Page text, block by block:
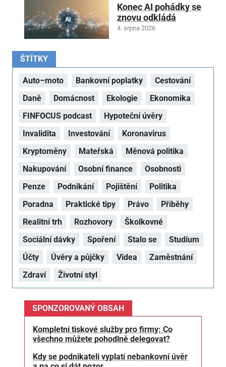
Konec AI pohádky se
znovu odkládá
4. srpna 2026
ŠTÍTKY
Auto–moto Bankovní poplatky
Cestování
Daně
Domácnost Ekologie
Ekonomika
FINFOCUS podcast
Hypoteční úvěry
Invalidita
Investování
Koronavirus
Kryptoměny
Mateřská
Měnová politika
Nakupování
Osobní finance
Osobnosti
Penze
Podnikání Pojištění
Politika
Poradna
Praktické tipy Právo
Příběhy
Realitní trh
Rozhovory
Školkovné
Sociální dávky
Spoření Stalo se
Studium
Účty
Úvěry a půjčky Videa
Zaměstnání
Zdraví
Životní styl
SPONZOROVANÝ OBSAH
Kompletní tiskové služby pro firmy: Co
všechno můžete pohodlně delegovat?
Kdy se podnikateli vyplatí nebankovní úvěr